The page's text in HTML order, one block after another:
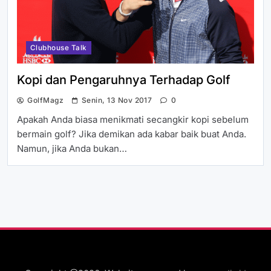
Clubhouse Talk
Kopi dan Pengaruhnya Terhadap Golf
GolfMagz Senin, 13 Nov 2017 0
Apakah Anda biasa menikmati secangkir kopi sebelum
bermain golf? Jika demikan ada kabar baik buat Anda.
Namun, jika Anda bukan…